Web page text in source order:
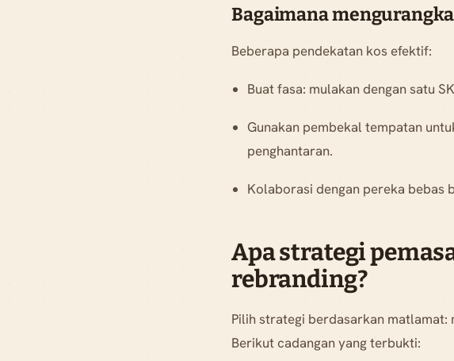
Bagaimana
Beberapa pendekatan kos efektif:
Buat fasa: mulakan dengan satu
Gunakan pembekal tempatan
penghantaran.
Kolaborasi dengan pereka bebas
Apa strategi
rebranding?
Pilih strategi berdasarkan matlamat:
Berikut cadangan yang terbukti: